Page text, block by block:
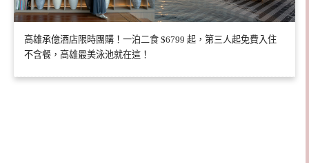
高雄承億酒店限時團購！一泊二食 $6799 起，第三人起免費入住
不含餐，高雄最美泳池就在這！